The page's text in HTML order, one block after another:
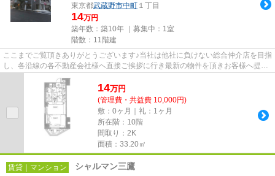
東京都武蔵野市中町 １丁目
14万円
築年数：築10年 ｜募集中： 1室
階数：11階建
ここまでご覧頂きありがとうございます♪当社は他社に負けない総合仲介店を目指
し、各沿線の各不動産会社様へ直接ご挨拶に行き最新の物件を頂きお客様へ提供
しております！最新の情報は...
14万円
(管理費・共益費 10,000円)
敷：0ヶ月｜礼：1ヶ月
所在階：10階
間取り：2K
面積：33.20㎡
賃貸｜マンション シャルマン三鷹